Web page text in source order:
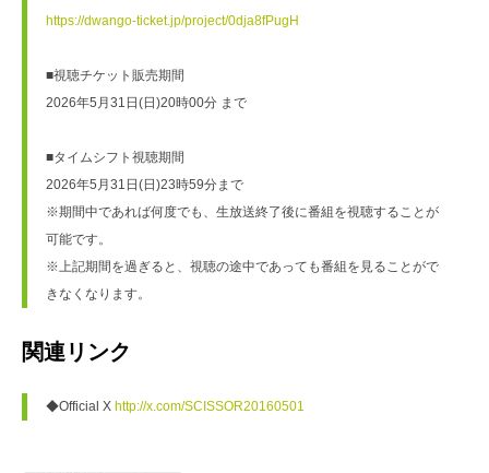
https://dwango-ticket.jp/project/0dja8fPugH
■視聴チケット販売期間
2026年5月31日(日)20時00分 まで
■タイムシフト視聴期間
2026年5月31日(日)23時59分まで
※期間中であれば何度でも、生放送終了後に番組を視聴することが
可能です。
※上記期間を過ぎると、視聴の途中であっても番組を見ることがで
きなくなります。
関連リンク
◆Official X http://x.com/SCISSOR20160501